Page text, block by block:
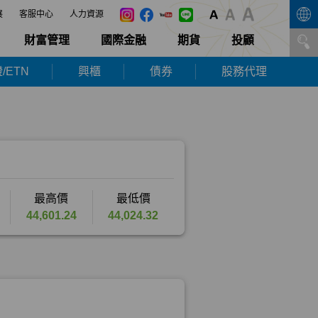
客服中心 人力資源
財富管理 國際金融 期貨 投顧
ETN 興櫃 債券 股務代理